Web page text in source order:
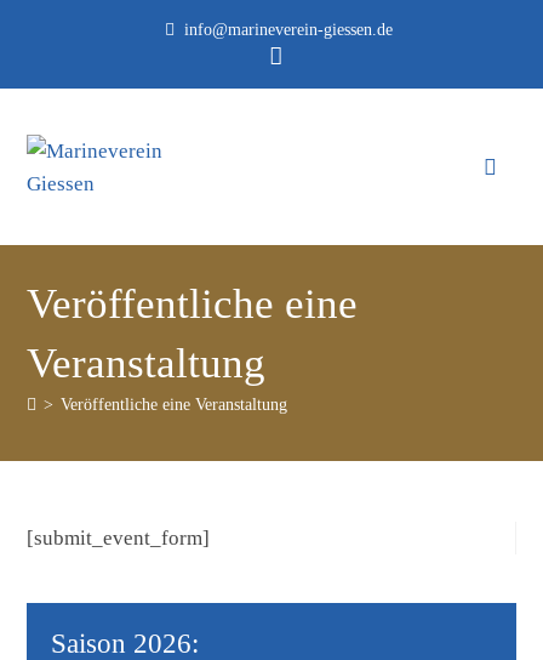
info@marineverein-giessen.de
Veröffentliche eine
Veranstaltung
> Veröffentliche eine Veranstaltung
[submit_event_form]
Saison 2026: